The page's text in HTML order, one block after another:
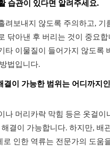
습관이 있다면 알려주세요.
려보내지 않도록 주의하고, 기
닦아낸 후 버리는 것이 중요합
타 이물질이 들어가지 않도록
법입니다.
결이 가능한 범위는 어디까지
나 머리카락 막힘 등은 옷걸이
결이 가능합니다. 하지만, 배
인한 역류는 전문가의 도움